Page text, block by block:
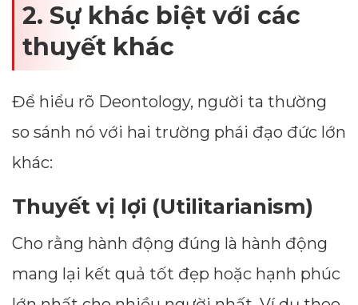
2. Sự khác biệt với các
thuyết khác
Để hiểu rõ Deontology, người ta thường
so sánh nó với hai trường phái đạo đức lớn
khác:
Thuyết vị lợi (Utilitarianism)
Cho rằng hành động đúng là hành động
mang lại kết quả tốt đẹp hoặc hạnh phúc